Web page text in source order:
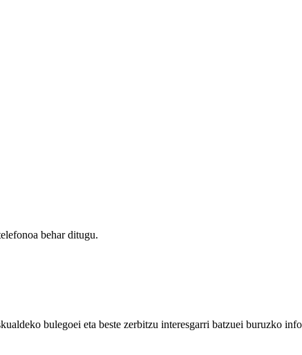
behar ditugu.
bulegoei eta beste zerbitzu interesgarri batzuei buruzko